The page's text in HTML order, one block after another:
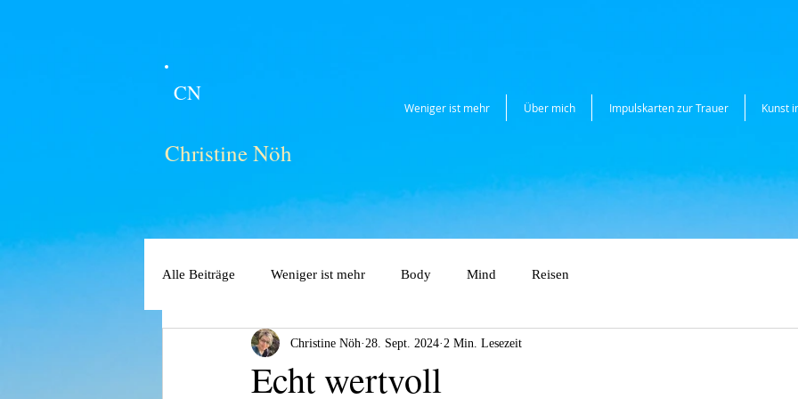
Weniger ist mehr Über mich Impulskarten zur Trauer Kunst
CN
Christine Nöh
Alle Beiträge Weniger ist mehr Body Mind Reisen
Echt wertvoll
Christine Nöh 28. Sept. 2024 2 Min. Lesezeit